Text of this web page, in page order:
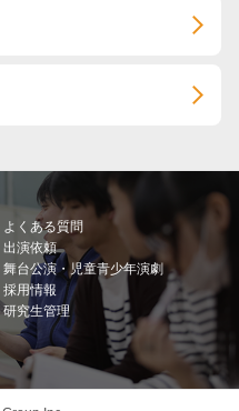
よくある質問
出演依頼
舞台公演・児童青少年演劇
採用情報
研究生管理